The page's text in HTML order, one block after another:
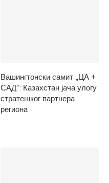
Вашингтонски самит „ЦА +
САД“: Казахстан јача улогу
стратешког партнера
региона